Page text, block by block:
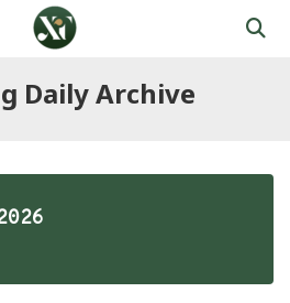
Daily Archive